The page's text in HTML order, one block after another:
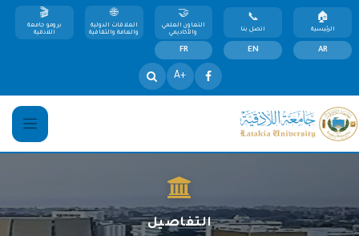
الرئيسية اتصل بنا
التعاون العلمي
والأكاديمي
العلاقات الدولية
والعامة والثقافية
برومو جامعة
اللاذقية
AR
EN
FR
+A
التفاصيل